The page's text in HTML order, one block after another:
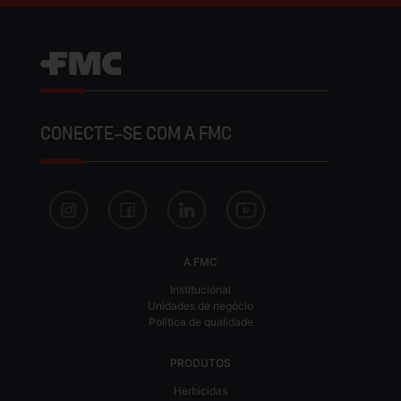
CONECTE-SE COM A FMC
A FMC
Institucional
Unidades de negócio
Política de qualidade
PRODUTOS
Herbicidas